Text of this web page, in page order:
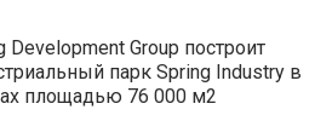
Development Group построит
парк Spring Industry в
площадью 76 000 м2